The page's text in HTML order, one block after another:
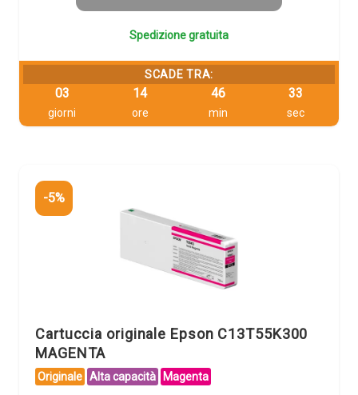
Spedizione gratuita
SCADE TRA:
03
giorni
14
ore
46
min
32
sec
-5%
Cartuccia originale Epson C13T55K300
MAGENTA
Originale Alta capacità Magenta